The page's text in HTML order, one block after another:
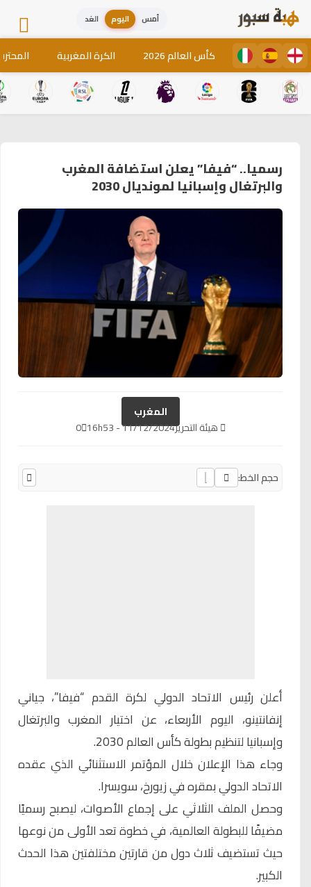
أمس اليوم الغد
كأس العالم 2026 الكرة المغربية
رسميا.. “فيفا” يعلن استضافة المغرب
والبرتغال وإسبانيا لمونديال 2030
المغرب
هيئة التحرير11/12/2024 - 16h53
0
حجم الخط:
أعلن رئيس الاتحاد الدولي لكرة القدم “فيفا”، جياني
إنفانتينو، اليوم الأربعاء، عن اختيار المغرب والبرتغال
وإسبانيا لتنظيم بطولة كأس العالم 2030.
وجاء هذا الإعلان خلال المؤتمر الاستثنائي الذي عقده
الاتحاد الدولي بمقره في زيورخ، سويسرا.
وحصل الملف الثلاثي على إجماع الأصوات، ليصبح رسميًا
مضيفًا للبطولة العالمية، في خطوة تعد الأولى من نوعها
حيث تستضيف ثلاث دول من قارتين مختلفتين هذا الحدث
الكبير.